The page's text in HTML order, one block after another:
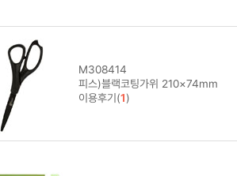
M308414
피스)블랙코팅가위 210×74mm
이용후기(1)